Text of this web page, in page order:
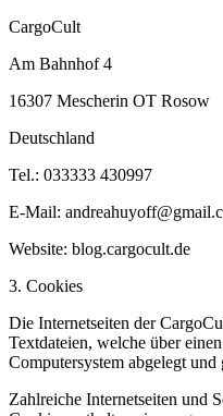
CargoCult
Am Bahnhof 4
16307 Mescherin OT Rosow
Deutschland
Tel.: 033333 430997
E-Mail:
Website: blog.cargocult.de
3. Cookies
Die Internetseiten der
Textdateien, welche über
Computersystem abgelegt und
Zahlreiche Internetseiten und